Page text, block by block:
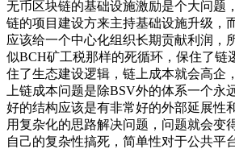
无币区块链的基础设施激励是个大问题
链的项目建设方来主持基础设施升级，
应该给一个中心化组织长期贡献利润，
似BCH矿工税那样的死循环，保住了链
住了生态建设逻辑，链上成本就会高企
上链成本问题是除BSV外的体系一个永
好的结构应该是有非常好的外部延展性
用复杂化的思路解决问题，问题就会变
自己的复杂性搞死，简单性对于公共平